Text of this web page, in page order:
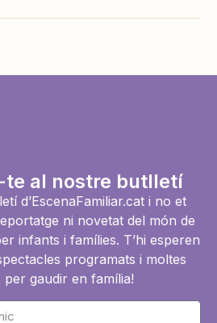
te al nostre butlletí
d’EscenaFamiliar.cat i no et
ni novetat del món de
infants i famílies. T’hi esperen
programats i moltes
per gaudir en família!